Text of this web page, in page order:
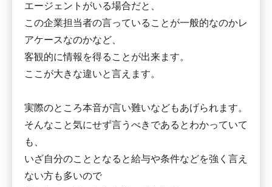
エージェントがいる場合だと、
この企業担当者の言っていることが一般的なのかレ
アケースなのかなど、
客観的に情報を得ることが出来ます。
ここが大きな違いと言えます。
実際のところ本音が言い難いなどもあげられます。
そんなこと気にせず言うべきであるとわかっていて
も、
いざ自分のこととなると給与や条件などを強く言え
ない方も多いので